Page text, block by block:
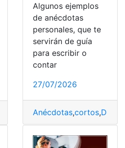
Educación,Ejemplos
Algunos ejemplos
de anécdotas
personales, que te
servirán de guía
para escribir o
contar
27/07/2026
Anécdotas,cortos,